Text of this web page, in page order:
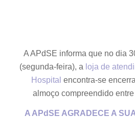
A APdSE informa que no dia
(segunda-feira), a loja de
Hospital encontra-se
almoço compreendido
A APdSE AGRADECE A